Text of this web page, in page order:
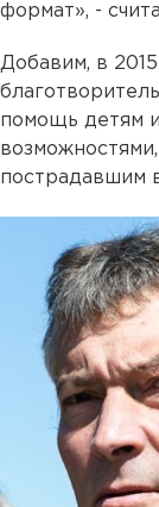
формат», -
Добавим, в
помощь детям
пострадавшим